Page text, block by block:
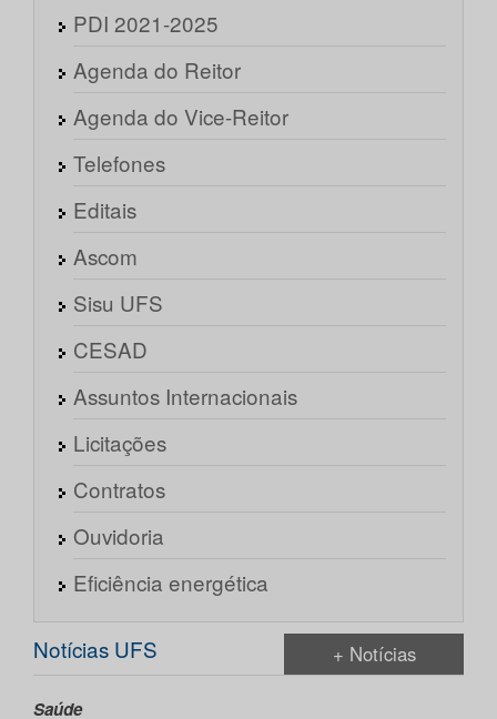
PDI 2021-2025
Agenda do Reitor
Agenda do Vice-Reitor
Telefones
Editais
Ascom
Sisu UFS
CESAD
Assuntos Internacionais
Licitações
Contratos
Ouvidoria
Eficiência energética
Notícias UFS + Notícias
Saúde